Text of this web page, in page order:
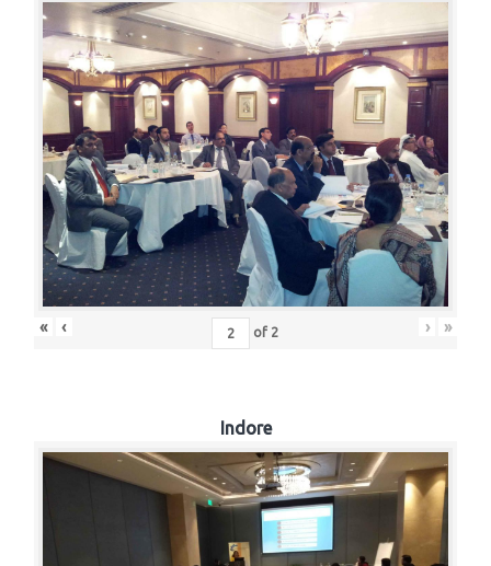
« ‹ of 2 › »
Indore